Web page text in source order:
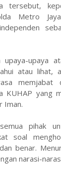
tersebut,
Metro
upaya-upaya
atau lihat,
memjabat
KUHAP yang
Iman.
pihak
soal
benar.
narasi-